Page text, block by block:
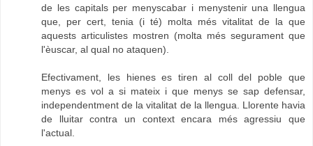
de les capitals per menyscabar i menystenir una llengua
que, per cert, tenia (i té) molta més vitalitat de la que
aquests articulistes mostren (molta més segurament que
l'èuscar, al qual no ataquen).
Efectivament, les hienes es tiren al coll del poble que
menys es vol a si mateix i que menys se sap defensar,
independentment de la vitalitat de la llengua. Llorente havia
de lluitar contra un context encara més agressiu que
l'actual.